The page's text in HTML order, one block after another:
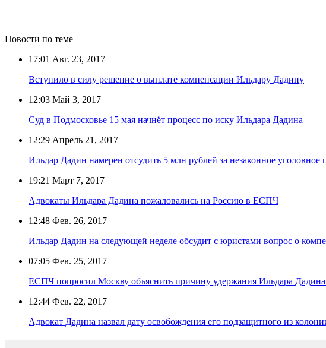
Новости по теме
17:01 Авг. 23, 2017
Вступило в силу решение о выплате компенсации Ильдару Дадину
12:03 Май 3, 2017
Суд в Подмосковье 15 мая начнёт процесс по иску Ильдара Дадина
12:29 Апрель 21, 2017
Ильдар Дадин намерен отсудить 5 млн рублей за незаконное уголовное
19:21 Март 7, 2017
Адвокаты Ильдара Дадина пожаловались на Россию в ЕСПЧ
12:48 Фев. 26, 2017
Ильдар Дадин на следующей неделе обсудит с юристами вопрос о
07:05 Фев. 25, 2017
ЕСПЧ попросил Москву объяснить причину удержания Ильдара
12:44 Фев. 22, 2017
Адвокат Дадина назвал дату освобождения его подзащитного из